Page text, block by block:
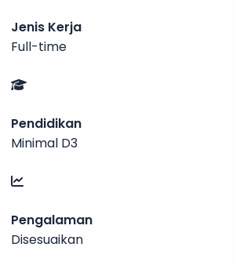
Jenis Kerja
Full-time
Pendidikan
Minimal D3
Pengalaman
Disesuaikan